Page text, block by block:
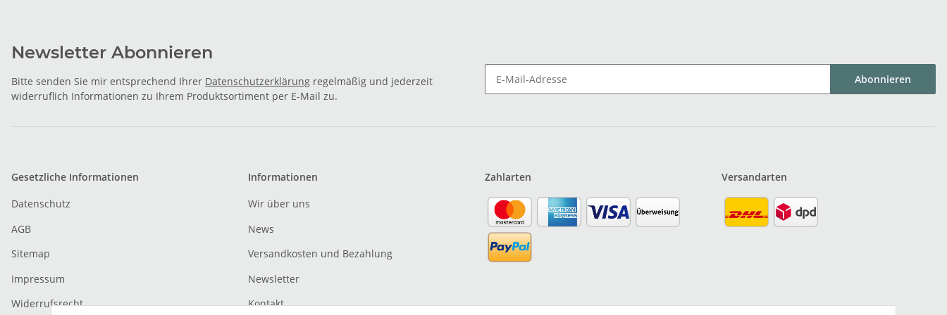
Newsletter Abonnieren
Bitte senden Sie mir entsprechend Ihrer Datenschutzerklärung regelmäßig und jederzeit
widerruflich Informationen zu Ihrem Produktsortiment per E-Mail zu.
Abonnieren
Gesetzliche Informationen
Datenschutz
AGB
Sitemap
Impressum
Widerrufsrecht
Informationen
Wir über uns
News
Versandkosten und Bezahlung
Newsletter
Kontakt
Zahlarten Versandarten